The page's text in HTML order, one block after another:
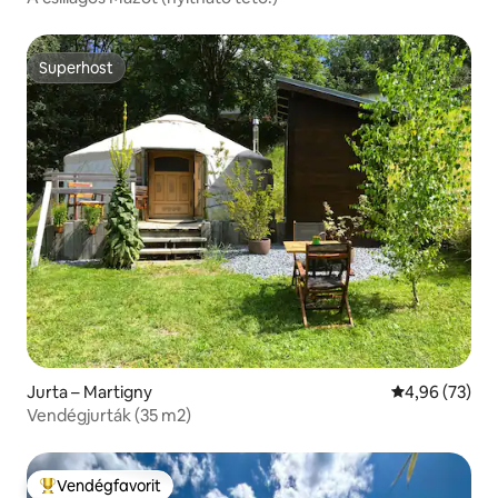
Superhost
Superhost
Jurta – Martigny Átlagos
4,96 (73)
Vendégjurták (35 m2)
Vendégfavorit